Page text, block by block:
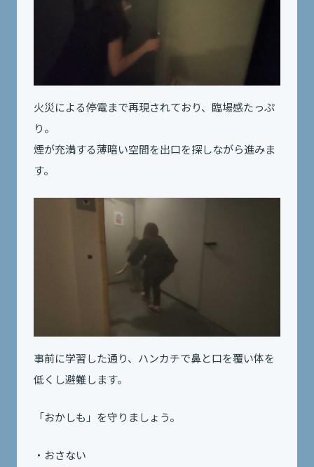
火災による停電まで再現されており、臨場感たっぷ
り。
煙が充満する薄暗い空間を出口を探しながら進みま
す。
事前に学習した通り、ハンカチで鼻と口を覆い体を
低くし避難します。
「おかしも」を守りましょう。
・おさない